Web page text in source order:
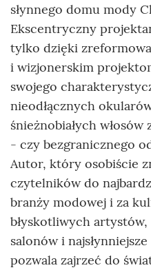
słynnego domu mody
Ekscentryczny
tylko dzięki
i wizjonerskim
swojego
nieodłącznych
śnieżnobiałych
- czy bezgranicznego
Autor, który osobiście
czytelników do
branży modowej i za
błyskotliwych
salonów i
pozwala zajrzeć do